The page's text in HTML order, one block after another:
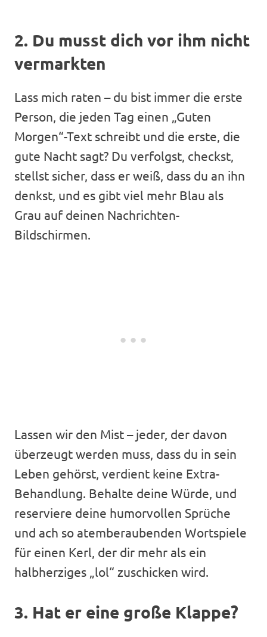
2. Du musst dich vor ihm nicht
vermarkten
Lass mich raten – du bist immer die erste
Person, die jeden Tag einen „Guten
Morgen“-Text schreibt und die erste, die
gute Nacht sagt? Du verfolgst, checkst,
stellst sicher, dass er weiß, dass du an ihn
denkst, und es gibt viel mehr Blau als
Grau auf deinen Nachrichten-
Bildschirmen.
Lassen wir den Mist – jeder, der davon
überzeugt werden muss, dass du in sein
Leben gehörst, verdient keine Extra-
Behandlung. Behalte deine Würde, und
reserviere deine humorvollen Sprüche
und ach so atemberaubenden Wortspiele
für einen Kerl, der dir mehr als ein
halbherziges „lol“ zuschicken wird.
3. Hat er eine große Klappe?